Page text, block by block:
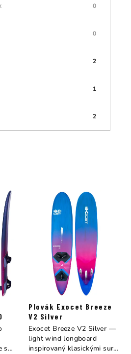
0
0
2
1
2
s
Plovák Exocet Breeze
V2 Silver
Exocet Breeze V2 Silver —
light wind longboard
inspirovaný klasickými surf